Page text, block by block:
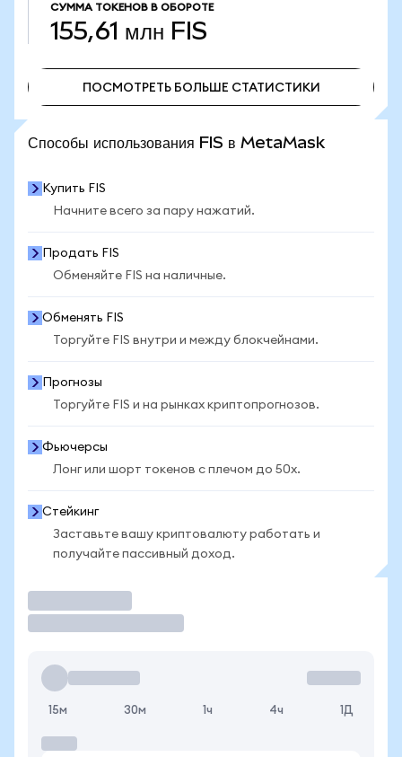
СУММА ТОКЕНОВ В ОБОРОТЕ
155,61 млн FIS
ПОСМОТРЕТЬ БОЛЬШЕ СТАТИСТИКИ
Способы использования FIS в MetaMask
Купить FIS
Начните всего за пару нажатий.
Продать FIS
Обменяйте FIS на наличные.
Обменять FIS
Торгуйте FIS внутри и между блокчейнами.
Прогнозы
Торгуйте FIS и на рынках криптопрогнозов.
Фьючерсы
Лонг или шорт токенов с плечом до 50x.
Стейкинг
Заставьте вашу криптовалюту работать и
получайте пассивный доход.
15м 30м 1ч 4ч 1Д